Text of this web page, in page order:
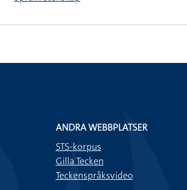
ANDRA WEBBPLATSER
STS-korpus
Gilla Tecken
Teckenspråksvideo